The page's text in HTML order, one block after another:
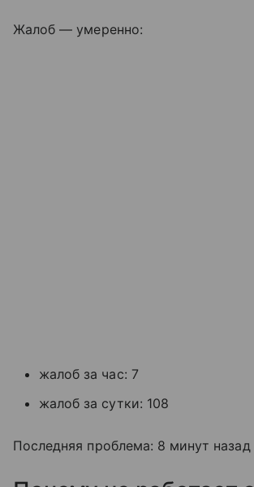
Жалоб — умеренно:
жалоб за час: 7
жалоб за сутки: 108
Последняя проблема: 8 минут назад